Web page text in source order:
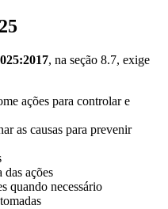
, na seção 8.7, exige
ações para controlar e
as causas para prevenir
ações
quando necessário